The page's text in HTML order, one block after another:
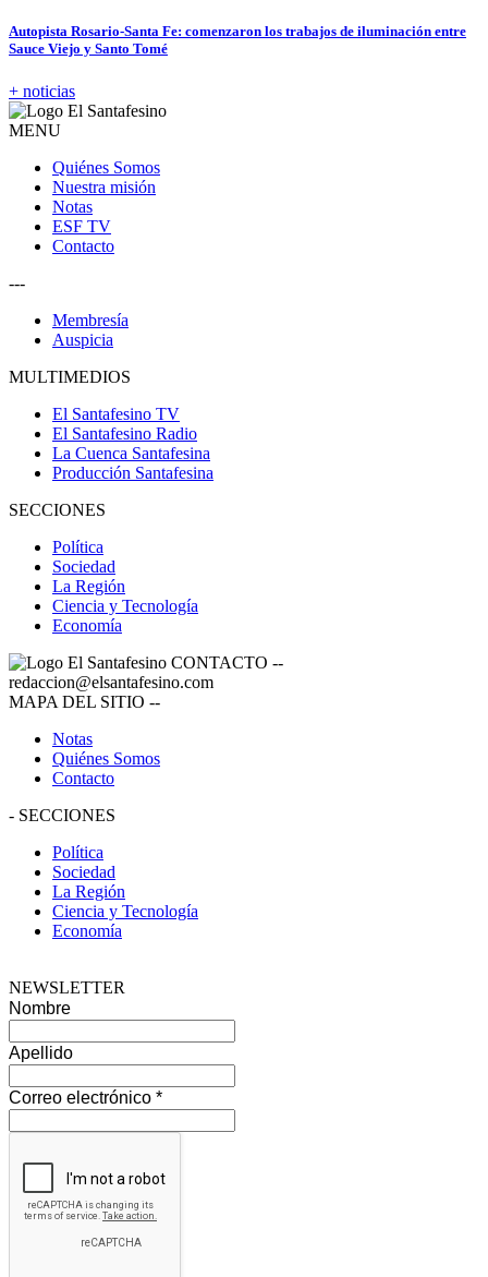
Autopista Rosario-Santa Fe: comenzaron los trabajos de iluminación entre
Sauce Viejo y Santo Tomé
+ noticias
MENU
Quiénes Somos
Nuestra misión
Notas
ESF TV
Contacto
---
Membresía
Auspicia
MULTIMEDIOS
El Santafesino TV
El Santafesino Radio
La Cuenca Santafesina
Producción Santafesina
SECCIONES
Política
Sociedad
La Región
Ciencia y Tecnología
Economía
CONTACTO --
redaccion@elsantafesino.com
MAPA DEL SITIO --
Notas
Quiénes Somos
Contacto
- SECCIONES
Política
Sociedad
La Región
Ciencia y Tecnología
Economía
NEWSLETTER
Nombre
Apellido
Correo electrónico *